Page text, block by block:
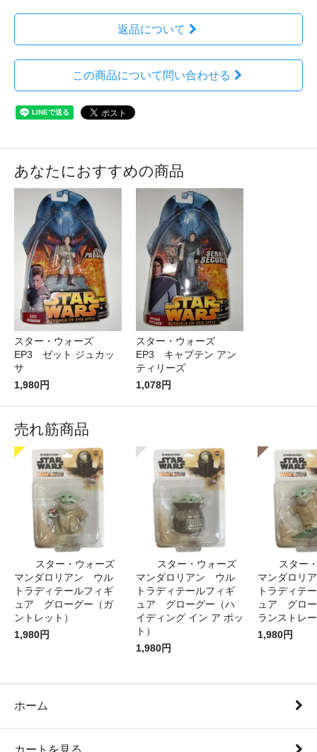
返品について
この商品について問い合わせる
あなたにおすすめの商品
スター・ウォーズ
EP3 ゼット ジュカッ
サ
1,980円
スター・ウォーズ
EP3 キャプテン アン
ティリーズ
1,078円
売れ筋商品
スター・ウォーズ
マンダロリアン ウル
トラディテールフィギ
ュア グローグー（ガ
ントレット）
1,980円
スター・ウォーズ
マンダロリアン ウル
トラディテールフィギ
ュア グローグー（ハ
イディング イン ア ポッ
ト）
1,980円
スター
マンダロリ
トラディテ
ュア グロー
ランストレ
1,980円
ホーム